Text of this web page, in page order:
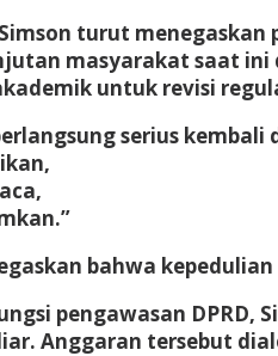
turut
masyarakat saat ini
untuk revisi
serius
bahwa
pengawasan
Anggaran tersebut